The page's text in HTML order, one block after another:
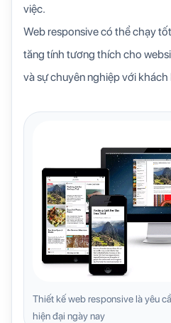
việc.
Web responsive có thể chạy
tăng tính tương thích cho
và sự chuyên nghiệp với khách
Thiết kế web responsive là yêu
hiện đại ngày nay